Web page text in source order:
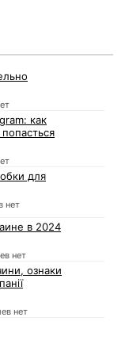
как
для
нет
в 2024
нет
ознаки
нет